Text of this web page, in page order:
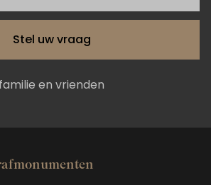
Stel uw vraag
en vrienden